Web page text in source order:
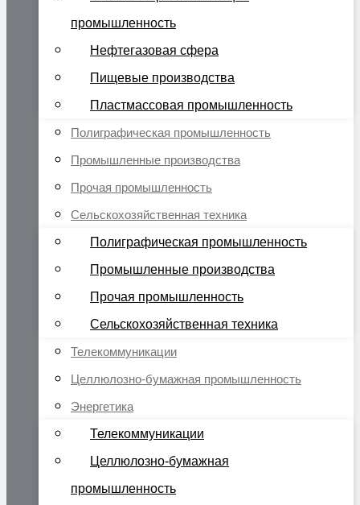
промышленность
Нефтегазовая сфера
Пищевые производства
Пластмассовая промышленность
Полиграфическая промышленность
Промышленные производства
Прочая промышленность
Сельскохозяйственная техника
Полиграфическая промышленность
Промышленные производства
Прочая промышленность
Сельскохозяйственная техника
Телекоммуникации
Целлюлозно-бумажная промышленность
Энергетика
Телекоммуникации
Целлюлозно-бумажная
промышленность